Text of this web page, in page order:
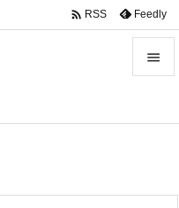

 RSS Feedly